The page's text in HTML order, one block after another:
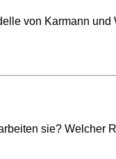
von Karmann und
sie? Welcher